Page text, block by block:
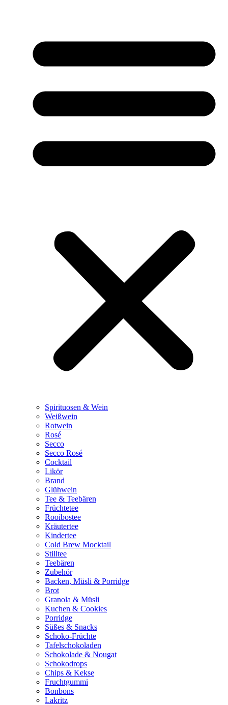
Spirituosen & Wein
Weißwein
Rotwein
Rosé
Secco
Secco Rosé
Cocktail
Likör
Brand
Glühwein
Tee & Teebären
Früchtetee
Rooibostee
Kräutertee
Kindertee
Cold Brew Mocktail
Stilltee
Teebären
Zubehör
Backen, Müsli & Porridge
Brot
Granola & Müsli
Kuchen & Cookies
Porridge
Süßes & Snacks
Schoko-Früchte
Tafelschokoladen
Schokolade & Nougat
Schokodrops
Chips & Kekse
Fruchtgummi
Bonbons
Lakritz